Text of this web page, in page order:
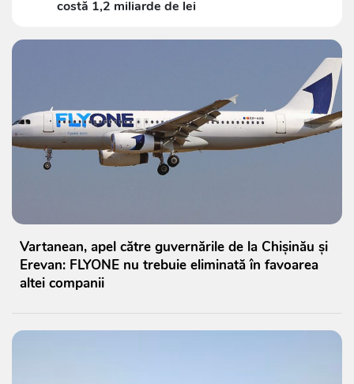
costă 1,2 miliarde de lei
Vartanean, apel către guvernările de la Chișinău și
Erevan: FLYONE nu trebuie eliminată în favoarea
altei companii